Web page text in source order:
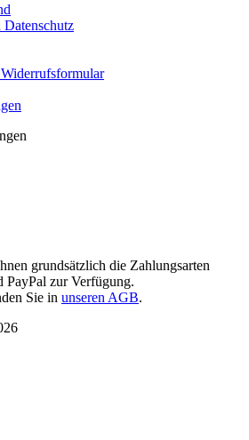
Datenschutz
grundsätzlich die Zahlungsarten
PayPal zur Verfügung.
Sie in unseren AGB.